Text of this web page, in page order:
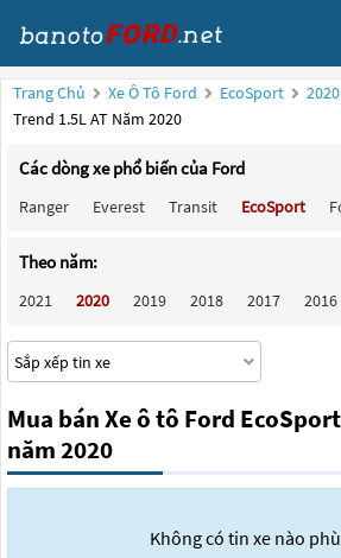
Trang Chủ Xe Ô Tô Ford EcoSport 2020
Trend 1.5L AT Năm 2020
Các dòng xe phổ biến của Ford
Ranger Everest Transit EcoSport
Theo năm:
2021 2020 2019 2018 2017 2016
Mua bán Xe ô tô Ford
năm 2020
Không có tin xe nào